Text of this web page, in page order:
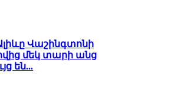
Վաշինգտոնի
մեկ տարի անց
են...